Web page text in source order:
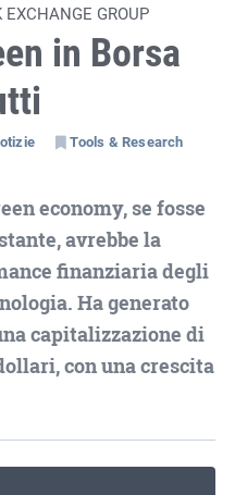
EXCHANGE GROUP
in Borsa
Tools & Research
economy, se fosse
avrebbe la
finanziaria degli
Ha generato
capitalizzazione di
con una crescita